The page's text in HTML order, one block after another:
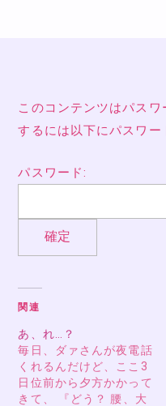
このコンテンツはパス
するには以下にパスワー
パスワード:
関連
あ、れ…？
毎日、ダァさんが夜電話
くれるんだけど、ここ3
日位前から夕方かかって
きて、 『どう？ 腰、大